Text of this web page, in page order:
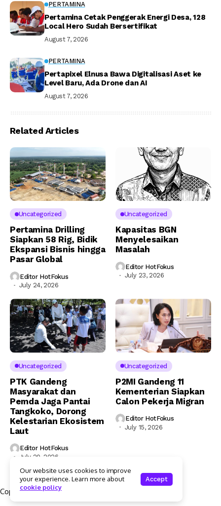
PERTAMINA
Pertamina Cetak Penggerak Energi Desa, 128
Local Hero Sudah Bersertifikat
August 7, 2026
PERTAMINA
Pertapixel Elnusa Bawa Digitalisasi Aset ke
Level Baru, Ada Drone dan AI
August 7, 2026
Related Articles
Uncategorized
Pertamina Drilling
Siapkan 58 Rig, Bidik
Ekspansi Bisnis hingga
Pasar Global
Editor HotFokus
July 24, 2026
Uncategorized
Kapasitas BGN
Menyelesaikan
Masalah
Editor HotFokus
July 23, 2026
Uncategorized
PTK Gandeng
Masyarakat dan
Pemda Jaga Pantai
Tangkoko, Dorong
Kelestarian Ekosistem
Laut
Editor HotFokus
July 20, 2026
Uncategorized
P2MI Gandeng 11
Kementerian Siapkan
Calon Pekerja Migran
Editor HotFokus
July 15, 2026
Copyright © 2025 Hotfokus.com | All rights reserved
Our website uses cookies to improve
your experience. Learn more about
cookie policy
Accept